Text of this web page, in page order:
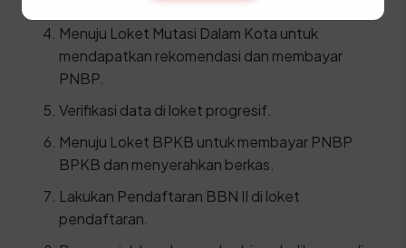
Menuju Loket Mutasi Dalam Kota untuk
mendapatkan rekomendasi dan membayar
PNBP.
Verifikasi data di loket progresif.
Menuju Loket BPKB untuk membayar PNBP
BPKB dan menyerahkan berkas.
Lakukan Pendaftaran BBN II di loket
pendaftaran.